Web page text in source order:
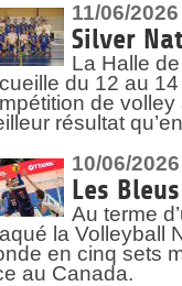
11/06/2026
Silver
La Halle
du 12 au
de
résultat
10/06/2026
Les
Au terme
la Volleyball
en cinq sets
au Canada.